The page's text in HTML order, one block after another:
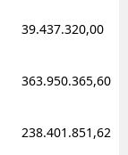
39.437.320,00
363.950.365,60
238.401.851,62